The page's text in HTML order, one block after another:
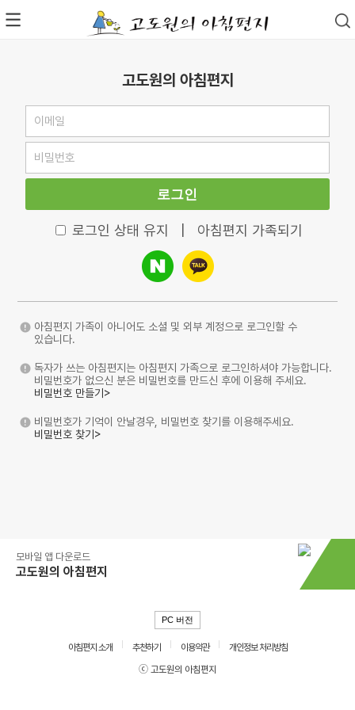
고도원의 아침편지
로그인
로그인 상태 유지 아침편지 가족되기
아침편지 가족이 아니어도 소셜 및 외부 계정으로 로그인할 수
있습니다.
독자가 쓰는 아침편지는 아침편지 가족으로 로그인하셔야 가능합니다.
비밀번호가 없으신 분은 비밀번호를 만드신 후에 이용해 주세요.
비밀번호 만들기>
비밀번호가 기억이 안날경우, 비밀번호 찾기를 이용해주세요.
비밀번호 찾기>
모바일 앱 다운로드
고도원의 아침편지
PC 버전
아침편지 소개 추천하기 이용약관
개인정보 처리방침
ⓒ 고도원의 아침편지